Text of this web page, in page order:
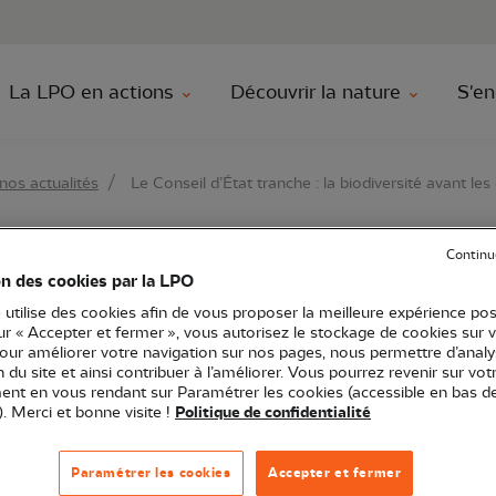
Aller à la
La LPO en actions Découvrir la nature
actualités Le Conseil d’État tranche : la biodiversité avant les
tranche : la
LPO Poitou-Charentes
Juridique
des cookies par la LPO
des cookies afin de vous proposer la meilleure expérience
« Accepter et fermer », vous autorisez le stockage de cookies sur
améliorer votre navigation sur nos pages, nous permettre
du site et ainsi contribuer à l’améliorer. Vous pourrez revenir sur
en vous rendant sur Paramétrer les cookies (accessible en bas
Merci et bonne visite ! Politique de confidentialité
Accepter et fermer
Paramétrer les cookies